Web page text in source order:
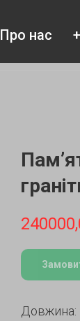
Про нас
Довжина: